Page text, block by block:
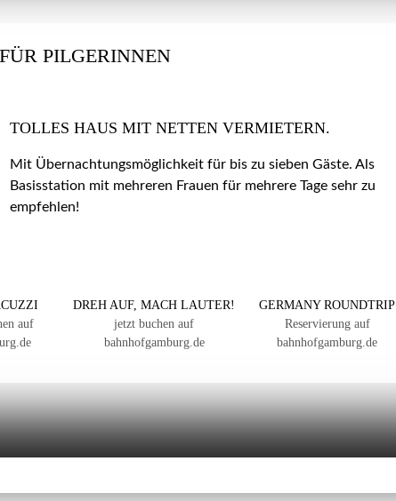
PILGERINNEN
TOLLES HAUS MIT NETTEN VERMIETERN.
Mit Übernachtungsmöglichkeit für bis zu sieben Gäste. Als
Basisstation mit mehreren Frauen für mehrere Tage sehr zu
empfehlen!
auf
DREH AUF, MACH LAUTER!
jetzt buchen auf
bahnhofgamburg.de
GERMANY ROUNDTRIP
Reservierung auf
bahnhofgamburg.de